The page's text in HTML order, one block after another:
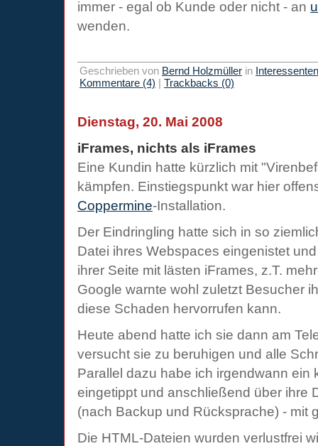
immer - egal ob Kunde oder nicht - an
wenden.
Geschrieben von Bernd Holzmüller in
Kommentare (4) | Trackbacks (0)
Dienstag, 20. Mai 2008
iFrames, nichts als iFrames
Eine Kundin hatte kürzlich mit
kämpfen. Einstiegspunkt war hier
Coppermine-Installation.
Der Eindringling hatte sich in so
Datei ihres Webspaces eingenistet
ihrer Seite mit lästen iFrames, z.T.
Google warnte wohl zuletzt Besucher
diese Schaden hervorrufen kann.
Heute abend hatte ich sie dann am
versucht sie zu beruhigen und alle
Parallel dazu habe ich irgendwann ein
eingetippt und anschließend über ihre
(nach Backup und Rücksprache) - mit
Die HTML-Dateien wurden verlustfrei